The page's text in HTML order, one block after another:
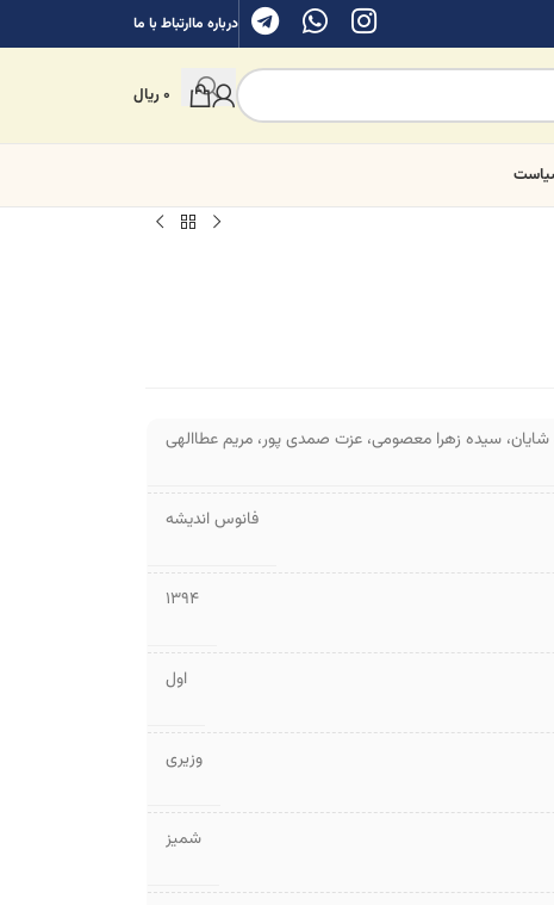
درباره ماارتباط با ما
0ریال
شایان،سیده زهرا معصومی،عزت صمدی پور،مریم عطاالهی
فانوس اندیشه
1394
اول
وزیری
شمیز